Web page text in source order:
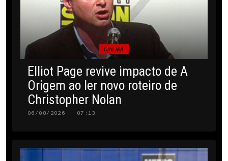
CINEMA
Elliot Page revive impacto de A
Origem ao ler novo roteiro de
Christopher Nolan
06/08/2026 · 07:13